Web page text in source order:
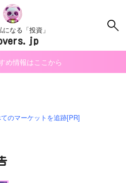
になる「投資」
め情報はここから
のマーケットを追跡[PR]